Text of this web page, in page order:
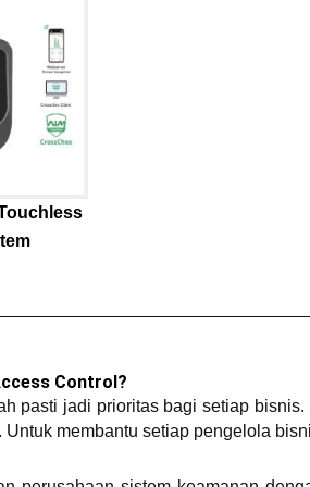
Control?
pasti jadi prioritas bagi setiap
Untuk membantu setiap pengelola